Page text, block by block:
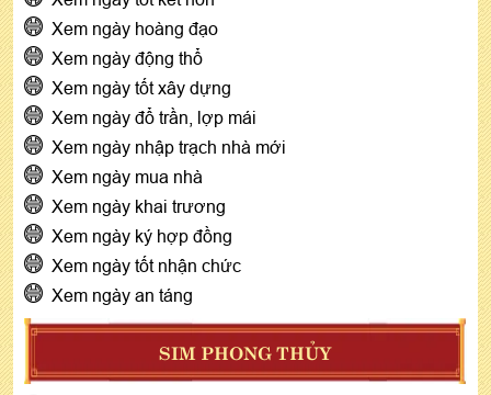
Xem ngày hoàng đạo
Xem ngày động thổ
Xem ngày tốt xây dựng
Xem ngày đổ trần, lợp mái
Xem ngày nhập trạch nhà mới
Xem ngày mua nhà
Xem ngày khai trương
Xem ngày ký hợp đồng
Xem ngày tốt nhận chức
Xem ngày an táng
SIM PHONG THỦY